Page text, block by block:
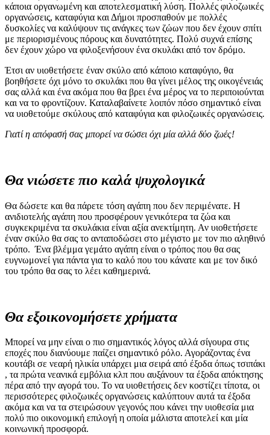
κάποια οργανωμένη και αποτελεσματική λύση. Πολλές φιλοζωικές
οργανώσεις, καταφύγια και Δήμοι προσπαθούν με πολλές
δυσκολίες να καλύψουν τις ανάγκες των ζώων που δεν έχουν σπίτι
με περιορισμένους πόρους και δυνατότητες. Πολύ συχνά επίσης
δεν έχουν χώρο να φιλοξενήσουν ένα σκυλάκι από τον δρόμο.
Έτσι αν υιοθετήσετε έναν σκύλο από κάποιο καταφύγιο, θα
βοηθήσετε όχι μόνο το σκυλάκι που θα γίνει μέλος της οικογένειάς
σας αλλά και ένα ακόμα που θα βρει ένα μέρος να το περιποιούνται
και να το φροντίζουν. Καταλαβαίνετε λοιπόν πόσο σημαντικό είναι
να υιοθετούμε σκύλους από καταφύγια και φιλοζωικές οργανώσεις.
Γιατί η απόφασή σας μπορεί να σώσει όχι μία αλλά δύο ζωές!
Θα νιώσετε πιο καλά ψυχολογικά
Θα δώσετε και θα πάρετε τόση αγάπη που δεν περιμένατε. Η
ανιδιοτελής αγάπη που προσφέρουν γενικότερα τα ζώα και
συγκεκριμένα τα σκυλάκια είναι αξία ανεκτίμητη. Αν υιοθετήσετε
έναν σκύλο θα σας το ανταποδώσει στο μέγιστο με τον πιο αληθινό
τρόπο. Ένα βλέμμα γεμάτο αγάπη είναι ο τρόπος που θα σας
ευγνωμονεί για πάντα για το καλό που του κάνατε και με τον δικό
του τρόπο θα σας το λέει καθημερινά.
Θα εξοικονομήσετε χρήματα
Μπορεί να μην είναι ο πιο σημαντικός λόγος αλλά σίγουρα στις
εποχές που διανύουμε παίζει σημαντικό ρόλο. Αγοράζοντας ένα
κουτάβι σε νεαρή ηλικία υπάρχει μια σειρά από έξοδα όπως τσιπάκι
, τα πρώτα νεανικά εμβόλια κλπ που αυξάνουν τα έξοδα απόκτησης
πέρα από την αγορά του. Το να υιοθετήσεις δεν κοστίζει τίποτα, οι
περισσότερες φιλοζωικές οργανώσεις καλύπτουν αυτά τα έξοδα
ακόμα και να τα στειρώσουν γεγονός που κάνει την υιοθεσία μια
πολύ πιο οικονομική επιλογή η οποία μάλιστα αποτελεί και μία
κοινωνική προσφορά.